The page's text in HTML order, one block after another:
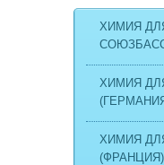
ХИМИЯ
ХИМИЯ
ХИМИЯ
(ФРАНЦИЯ)